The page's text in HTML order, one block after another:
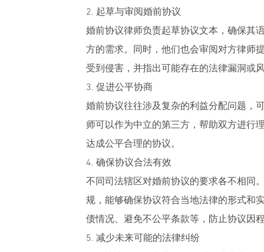
2. 起草与审阅婚前协议
婚前协议律师负责起草协议文本，确保其
方的需求。同时，他们也会审阅对方律师
受到侵害，并指出可能存在的法律漏洞或
3. 促进公平协商
婚前协议往往涉及复杂的利益分配问题，
师可以作为中立的第三方，帮助双方进行
达成公平合理的协议。
4. 确保协议合法有效
不同司法辖区对婚前协议的要求各不相同
规，能够确保协议符合当地法律的形式和
债情况、避免不公平条款等，防止协议因
5. 减少未来可能的法律纠纷